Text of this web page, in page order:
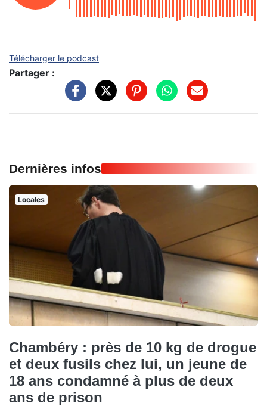
Télécharger le podcast
Partager :
Dernières infos
Locales
Chambéry : près de 10 kg de drogue
et deux fusils chez lui, un jeune de
18 ans condamné à plus de deux
ans de prison